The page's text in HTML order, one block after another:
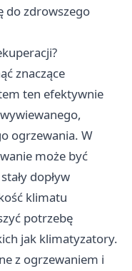
do zdrowszego
znaczące
ten efektywnie
ogrzewania. W
może być
dopływ
klimatu
potrzebę
jak klimatyzatory.
z ogrzewaniem i